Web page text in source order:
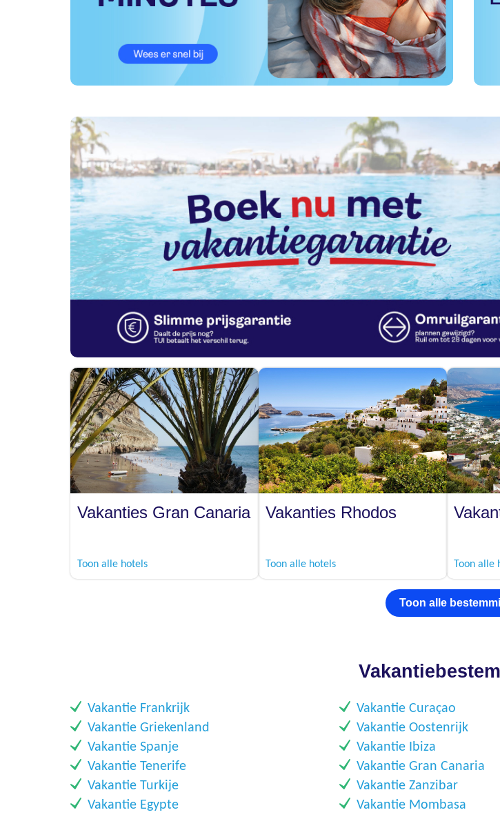
Vakanties Gran Canaria
Toon alle hotels
Vakanties Rhodos
Toon alle hotels Toon alle
Toon alle
​Vakantie Frankrijk
​Vakantie Griekenland
​Vakantie Spanje
​Vakantie Tenerife
​Vakantie Turkije
​Vakantie Egypte
Vakantie Curaçao
Vakantie Oostenrijk
Vakantie Ibiza
Vakantie Gran Canaria
Vakantie Zanzibar
Vakantie Mombasa